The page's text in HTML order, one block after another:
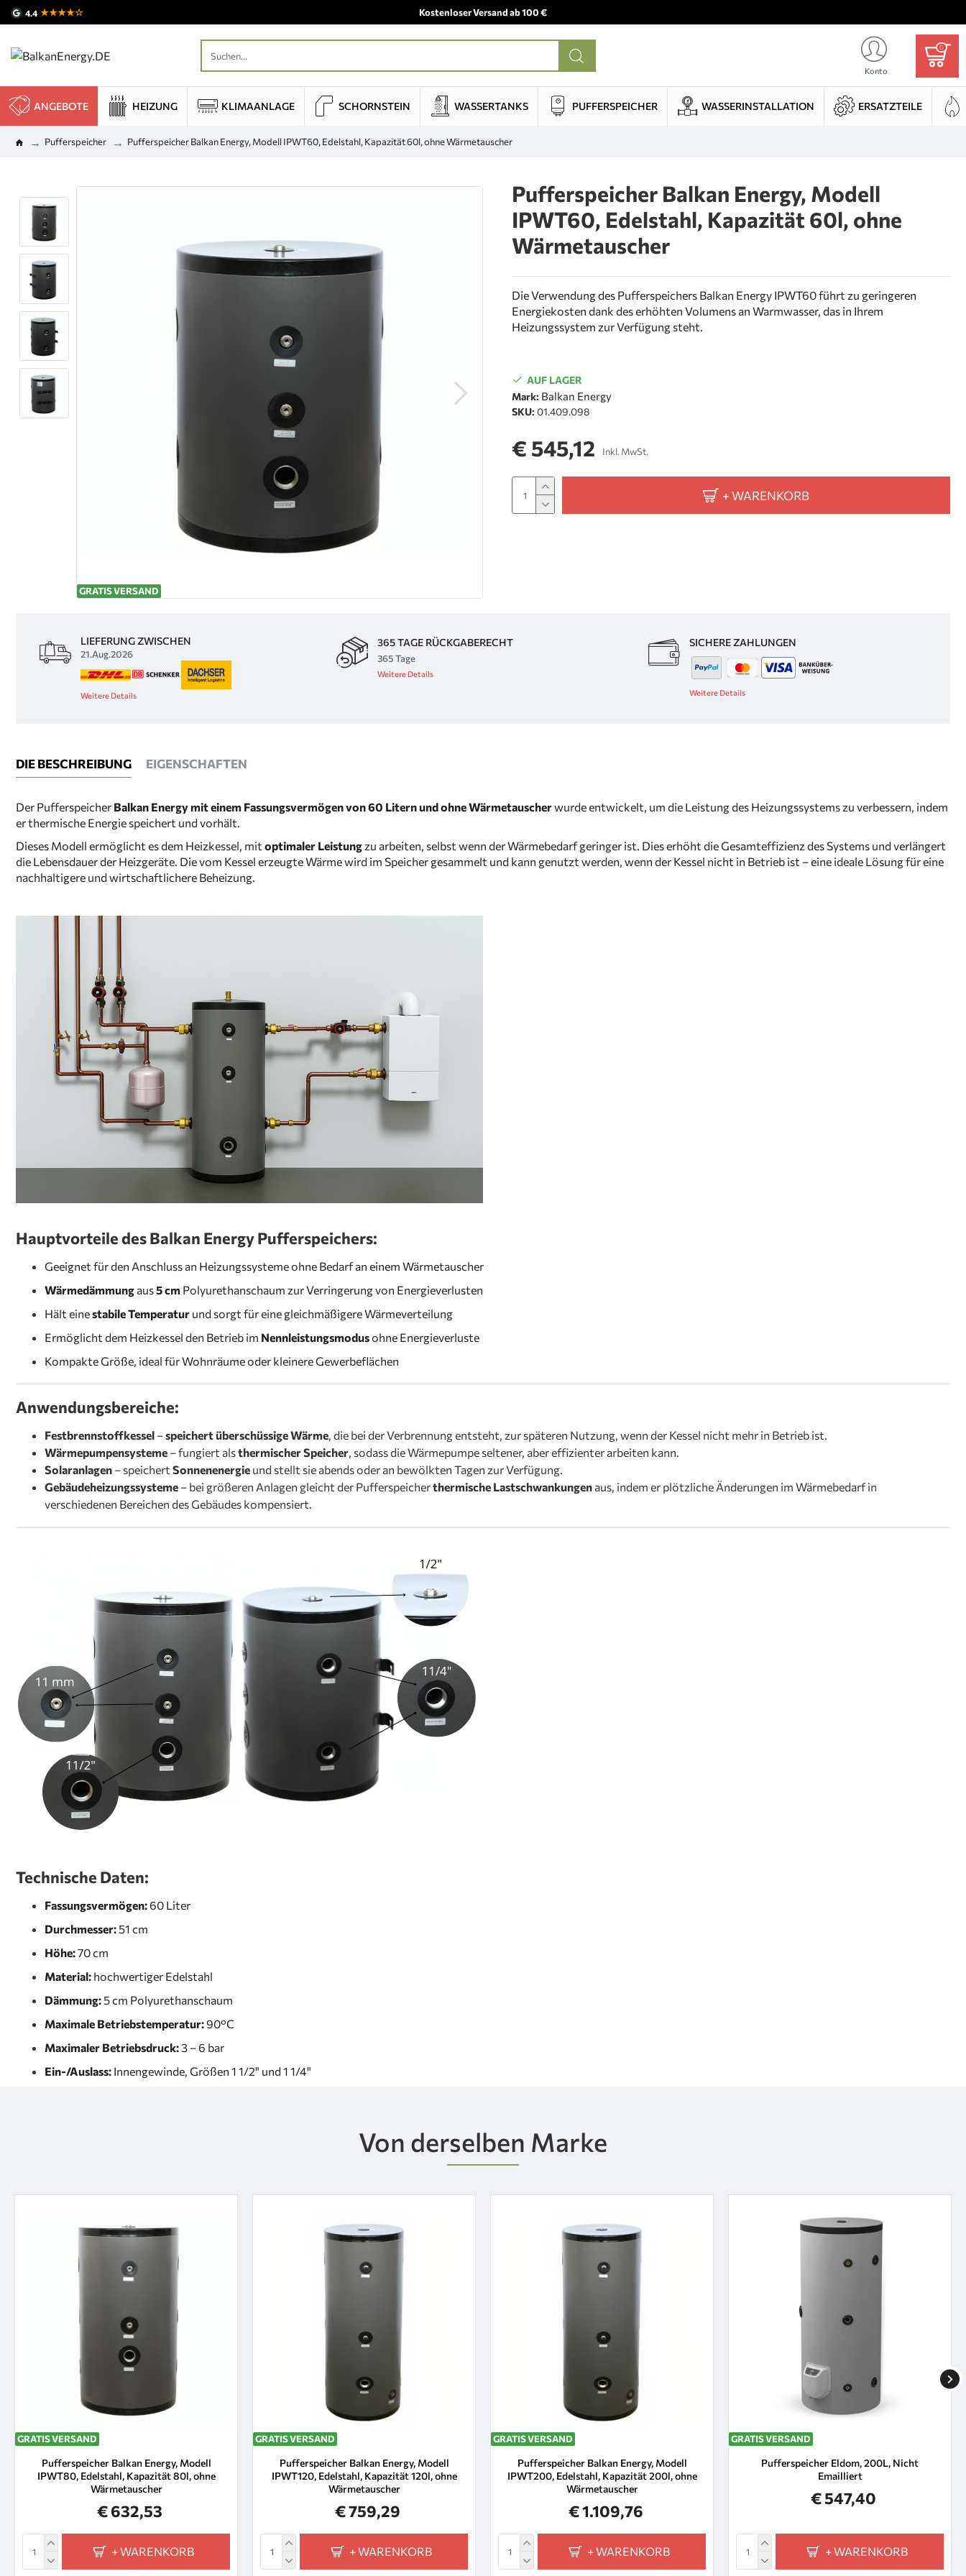
4.4 ★★★★☆ Kostenloser Versand ab 100 €
Konto
0
ANGEBOTE HEIZUNG KLIMAANLAGE SCHORNSTEIN WASSERTANKS PUFFERSPEICHER WASSERINSTALLATION ERSATZTEILE
Pufferspeicher Pufferspeicher Balkan Energy, Modell IPWT60, Edelstahl, Kapazität 60l, ohne Wärmetauscher
GRATIS VERSAND
Pufferspeicher Balkan Energy, Modell
IPWT60, Edelstahl, Kapazität 60l, ohne
Wärmetauscher
Die Verwendung des Pufferspeichers Balkan Energy IPWT60 führt zu geringeren
Energiekosten dank des erhöhten Volumens an Warmwasser, das in Ihrem
Heizungssystem zur Verfügung steht.
AUF LAGER
Mark: Balkan Energy
SKU: 01.409.098
€ 545,12 Inkl. MwSt.
+ WARENKORB
LIEFERUNG ZWISCHEN
21.Aug.2026
Weitere Details
365 TAGE RÜCKGABERECHT
365 Tage
Weitere Details
SICHERE ZAHLUNGEN
Weitere Details
DIE BESCHREIBUNG EIGENSCHAFTEN
Der Pufferspeicher Balkan Energy mit einem Fassungsvermögen von 60 Litern und ohne Wärmetauscherwurde entwickelt, um die Leistung des Heizungssystems zu verbessern, indem
er thermische Energie speichert und vorhält.
Dieses Modell ermöglicht es dem Heizkessel, mit optimaler Leistungzu arbeiten, selbst wenn der Wärmebedarf geringer ist. Dies erhöht die Gesamteffizienz des Systems und verlängert
die Lebensdauer der Heizgeräte. Die vom Kessel erzeugte Wärme wird im Speicher gesammelt und kann genutzt werden, wenn der Kessel nicht in Betrieb ist – eine ideale Lösung für eine
nachhaltigere und wirtschaftlichere Beheizung.
Hauptvorteile des Balkan Energy Pufferspeichers:
Geeignet für den Anschluss an Heizungssysteme ohne Bedarf an einem Wärmetauscher
Wärmedämmung aus5 cm Polyurethanschaum zur Verringerung von Energieverlusten
Hält einestabile Temperatur und sorgt für eine gleichmäßigere Wärmeverteilung
Ermöglicht dem Heizkessel den Betrieb im Nennleistungsmodusohne Energieverluste
Kompakte Größe, ideal für Wohnräume oder kleinere Gewerbeflächen
Anwendungsbereiche:
Festbrennstoffkessel –speichert überschüssige Wärme, die bei der Verbrennung entsteht, zur späteren Nutzung, wenn der Kessel nicht mehr in Betrieb ist.
Wärmepumpensysteme – fungiert alsthermischer Speicher, sodass die Wärmepumpe seltener, aber effizienter arbeiten kann.
Solaranlagen – speichert Sonnenenergie und stellt sie abends oder an bewölkten Tagen zur Verfügung.
Gebäudeheizungssysteme – bei größeren Anlagen gleicht der Pufferspeicherthermische Lastschwankungen aus, indem er plötzliche Änderungen im Wärmebedarf in
verschiedenen Bereichen des Gebäudes kompensiert.
Technische Daten:
Fassungsvermögen: 60 Liter
Durchmesser:51 cm
Höhe:70 cm
Material: hochwertiger Edelstahl
Dämmung:5 cm Polyurethanschaum
Maximale Betriebstemperatur:90°C
Maximaler Betriebsdruck:3 – 6 bar
Ein-/Auslass: Innengewinde, Größen 1 1/2" und 1 1/4"
Von derselben Marke
GRATIS VERSAND
Pufferspeicher Balkan Energy, Modell
IPWT80, Edelstahl, Kapazität 80l, ohne
Wärmetauscher
€ 632,53
+ WARENKORB
GRATIS VERSAND
Pufferspeicher Balkan Energy, Modell
IPWT120, Edelstahl, Kapazität 120l, ohne
Wärmetauscher
€ 759,29
+ WARENKORB
GRATIS VERSAND
Pufferspeicher Balkan Energy, Modell
IPWT200, Edelstahl, Kapazität 200l, ohne
Wärmetauscher
€ 1.109,76
+ WARENKORB
GRATIS VERSAND
Pufferspeicher Eldom, 200L, Nicht
Emailliert
€ 547,40
+ WARENKORB